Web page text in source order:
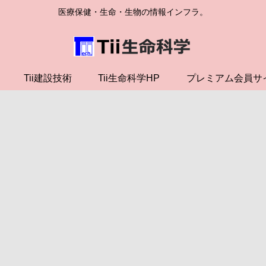
医療保健・生命・生物の情報インフラ。
Tii建設技術 Tii生命科学HP プレミアム会員サ